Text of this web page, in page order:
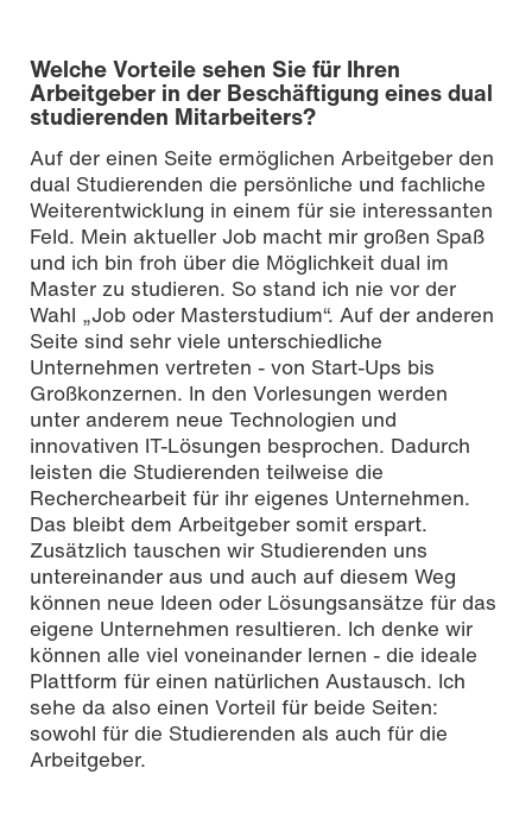
Welche Vorteile sehen Sie für Ihren
Arbeitgeber in der Beschäftigung eines dual
studierenden Mitarbeiters?
Auf der einen Seite ermöglichen Arbeitgeber den
dual Studierenden die persönliche und fachliche
Weiterentwicklung in einem für sie interessanten
Feld. Mein aktueller Job macht mir großen Spaß
und ich bin froh über die Möglichkeit dual im
Master zu studieren. So stand ich nie vor der
Wahl „Job oder Masterstudium“. Auf der anderen
Seite sind sehr viele unterschiedliche
Unternehmen vertreten - von Start-Ups bis
Großkonzernen. In den Vorlesungen werden
unter anderem neue Technologien und
innovativen IT-Lösungen besprochen. Dadurch
leisten die Studierenden teilweise die
Recherchearbeit für ihr eigenes Unternehmen.
Das bleibt dem Arbeitgeber somit erspart.
Zusätzlich tauschen wir Studierenden uns
untereinander aus und auch auf diesem Weg
können neue Ideen oder Lösungsansätze für das
eigene Unternehmen resultieren. Ich denke wir
können alle viel voneinander lernen - die ideale
Plattform für einen natürlichen Austausch. Ich
sehe da also einen Vorteil für beide Seiten:
sowohl für die Studierenden als auch für die
Arbeitgeber.